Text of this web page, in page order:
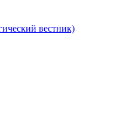
вестник)